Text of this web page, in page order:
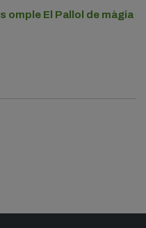
omple El Pallol de màgia